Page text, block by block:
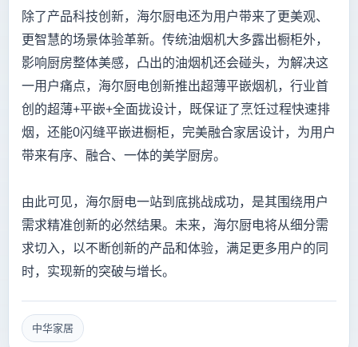
除了产品科技创新，海尔厨电还为用户带来了更美观、
更智慧的场景体验革新。传统油烟机大多露出橱柜外，
影响厨房整体美感，凸出的油烟机还会碰头，为解决这
一用户痛点，海尔厨电创新推出超薄平嵌烟机，行业首
创的超薄+平嵌+全面拢设计，既保证了烹饪过程快速排
烟，还能0闪缝平嵌进橱柜，完美融合家居设计，为用户
带来有序、融合、一体的美学厨房。
由此可见，海尔厨电一站到底挑战成功，是其围绕用户
需求精准创新的必然结果。未来，海尔厨电将从细分需
求切入，以不断创新的产品和体验，满足更多用户的同
时，实现新的突破与增长。
中华家居